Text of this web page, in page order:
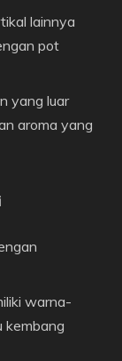
lainnya
pot
yang luar
aroma yang
warna-
kembang